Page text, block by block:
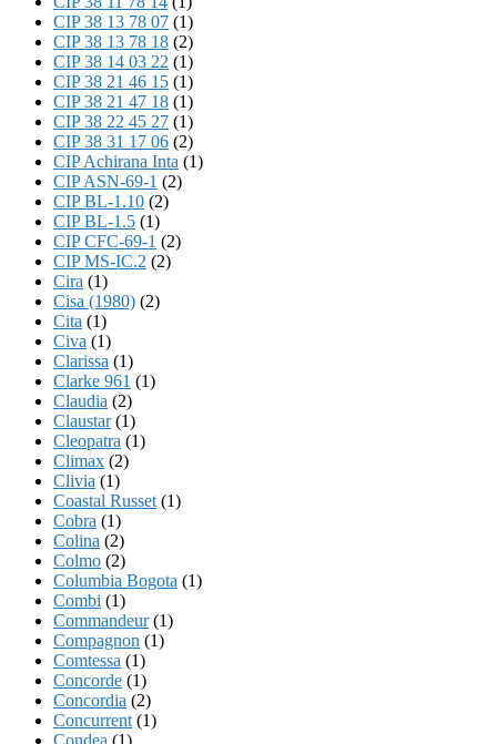
CIP 38 13 78 07 (1)
CIP 38 13 78 18 (2)
CIP 38 14 03 22 (1)
CIP 38 21 46 15 (1)
CIP 38 21 47 18 (1)
CIP 38 22 45 27 (1)
CIP 38 31 17 06 (2)
CIP Achirana Inta (1)
CIP ASN-69-1 (2)
CIP BL-1.10 (2)
CIP BL-1.5 (1)
CIP CFC-69-1 (2)
CIP MS-IC.2 (2)
Cira (1)
Cisa (1980) (2)
Cita (1)
Civa (1)
Clarissa (1)
Clarke 961 (1)
Claudia (2)
Claustar(1)
Cleopatra (1)
Climax (2)
Clivia (1)
Coastal Russet (1)
Cobra (1)
Colina (2)
Colmo (2)
Columbia Bogota (1)
Combi (1)
Commandeur(1)
Compagnon (1)
Comtessa (1)
Concorde (1)
Concordia (2)
Concurrent (1)
Condea (1)